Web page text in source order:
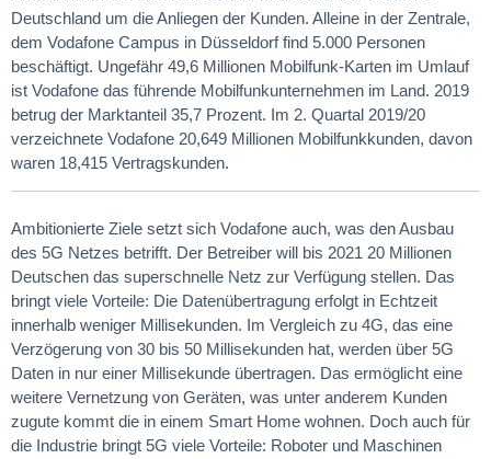
Deutschland um die Anliegen der Kunden. Alleine in der Zentrale,
dem Vodafone Campus in Düsseldorf find 5.000 Personen
beschäftigt. Ungefähr 49,6 Millionen Mobilfunk-Karten im Umlauf
ist Vodafone das führende Mobilfunkunternehmen im Land. 2019
betrug der Marktanteil 35,7 Prozent. Im 2. Quartal 2019/20
verzeichnete Vodafone 20,649 Millionen Mobilfunkkunden, davon
waren 18,415 Vertragskunden.
Ambitionierte Ziele setzt sich Vodafone auch, was den Ausbau
des 5G Netzes betrifft. Der Betreiber will bis 2021 20 Millionen
Deutschen das superschnelle Netz zur Verfügung stellen. Das
bringt viele Vorteile: Die Datenübertragung erfolgt in Echtzeit
innerhalb weniger Millisekunden. Im Vergleich zu 4G, das eine
Verzögerung von 30 bis 50 Millisekunden hat, werden über 5G
Daten in nur einer Millisekunde übertragen. Das ermöglicht eine
weitere Vernetzung von Geräten, was unter anderem Kunden
zugute kommt die in einem Smart Home wohnen. Doch auch für
die Industrie bringt 5G viele Vorteile: Roboter und Maschinen